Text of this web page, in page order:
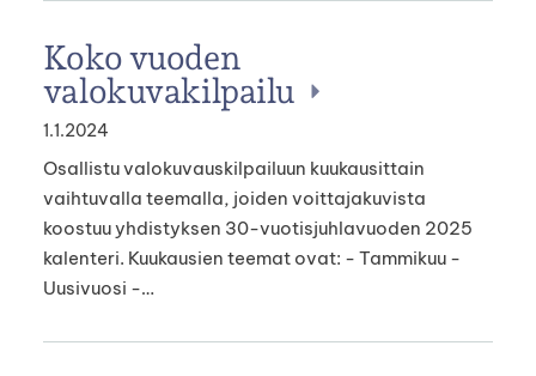
Koko vuoden
valokuvakilpailu
1.1.2024
Osallistu valokuvauskilpailuun kuukausittain
vaihtuvalla teemalla, joiden voittajakuvista
koostuu yhdistyksen 30-vuotisjuhlavuoden 2025
kalenteri. Kuukausien teemat ovat: - Tammikuu -
Uusivuosi -…